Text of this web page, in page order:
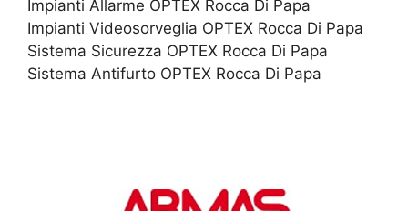
Impianti Allarme OPTEX Rocca Di Papa
Impianti Videosorveglia OPTEX Rocca Di Papa
Sistema Sicurezza OPTEX Rocca Di Papa
Sistema Antifurto OPTEX Rocca Di Papa